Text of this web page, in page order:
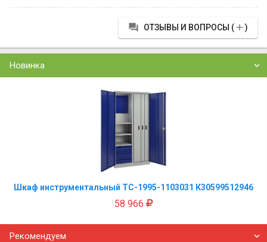
 ОТЗЫВЫ И ВОПРОСЫ ()
Новинка
Шкаф инструментальный TC-1995-1103031 К30599512946
58 966
Рекомендуем